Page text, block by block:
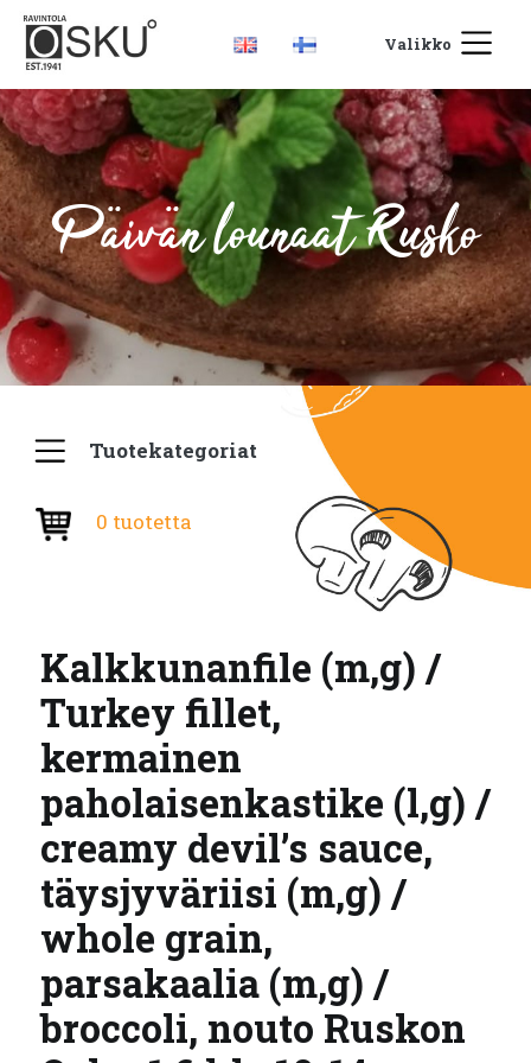
Valikko
Päivän lounaat Rusko
Tuotekategoriat
0 tuotetta
Kalkkunanfile (m,g) /
Turkey fillet,
kermainen
paholaisenkastike (l,g) /
creamy devil’s sauce,
täysjyväriisi (m,g) /
whole grain,
parsakaalia (m,g) /
broccoli, nouto Ruskon